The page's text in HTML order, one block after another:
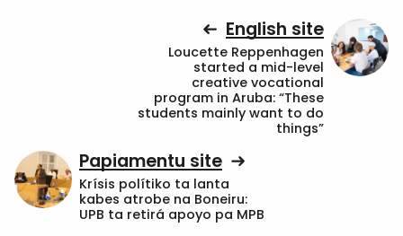
English site
Loucette Reppenhagen
started a mid-level
creative vocational
program in Aruba: “These
students mainly want to do
things”
Papiamentu site
Krísis polítiko ta lanta
kabes atrobe na Boneiru:
UPB ta retirá apoyo pa MPB